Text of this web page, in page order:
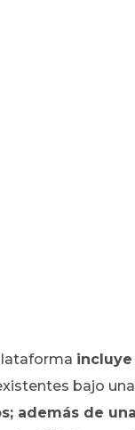
bajo
además de